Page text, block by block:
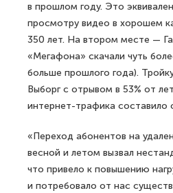
в прошлом году. Это
просмотру видео в хорошем
350 лет. На втором месте —
«Мегафона» скачали чуть
больше прошлого года).
Выборг с отрывом в 53% от
интернет-трафика составило
«Переход абонентов на
весной и летом вызвал
что привело к повышению
и потребовало от нас